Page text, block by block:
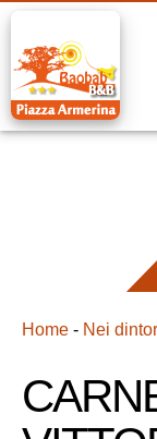
Home - Nei